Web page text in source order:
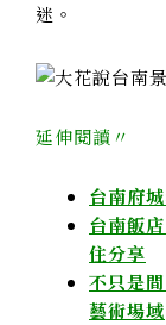
迷。
延伸閱讀〃
台南府
台南飯
住分享
不只是
藝術場域